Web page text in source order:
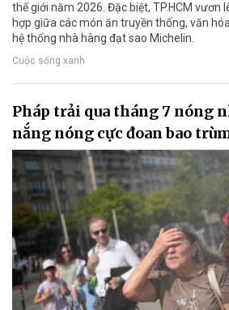
thế giới năm 2026. Đặc biệt, TP.HCM vươn
hợp giữa các món ăn truyền thống, văn
hệ thống nhà hàng đạt sao Michelin.
Cuộc sống xanh
Pháp trải qua tháng 7 nóng
nắng nóng cực đoan bao